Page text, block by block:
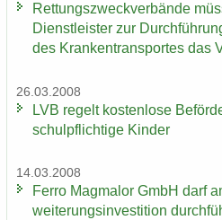
Ret­tungs­zweck­ver­bän­de
Dienst­leis­ter zur
des Kran­ken­trans­por­tes das
26.03.2008
LVB re­gelt kos­ten­lo­se
schul­pflich­ti­ge Kin­der
14.03.2008
Ferro Mag­ma­lor GmbH darf
wei­te­rungs­in­ves­ti­ti­on